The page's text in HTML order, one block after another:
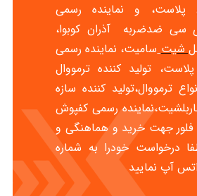
پلاست، و نماینده رسمی
سی ضدضربه آذران کوبوا،
شیت سامیت، نماینده رسمی
تولید کننده ترمووال
ترمووال،تولید کننده سازه
رسمی کفپوش
جهت خرید و هماهنگی و
درخواست خودرا به شماره